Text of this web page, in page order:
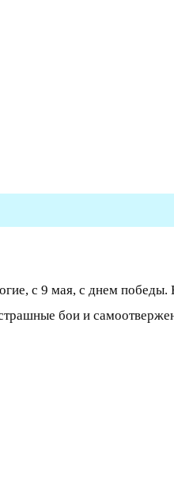
с 9 мая, с днем
бои и